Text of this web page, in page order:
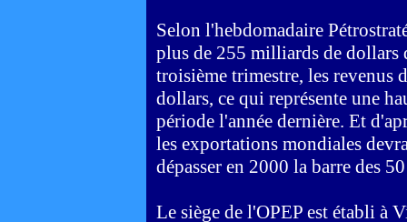
Selon l'hebdomadaire
plus de 255 milliards de dollars
troisième trimestre, les
dollars, ce qui représente une
période l'année dernière. Et
les exportations mondiales
dépasser en 2000 la barre des
Le siège de l'OPEP est établi à